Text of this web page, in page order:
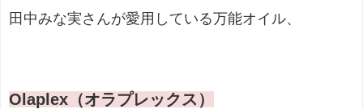
田中みな実さんが愛用している万能オイル、
Olaplex（オラプレックス）